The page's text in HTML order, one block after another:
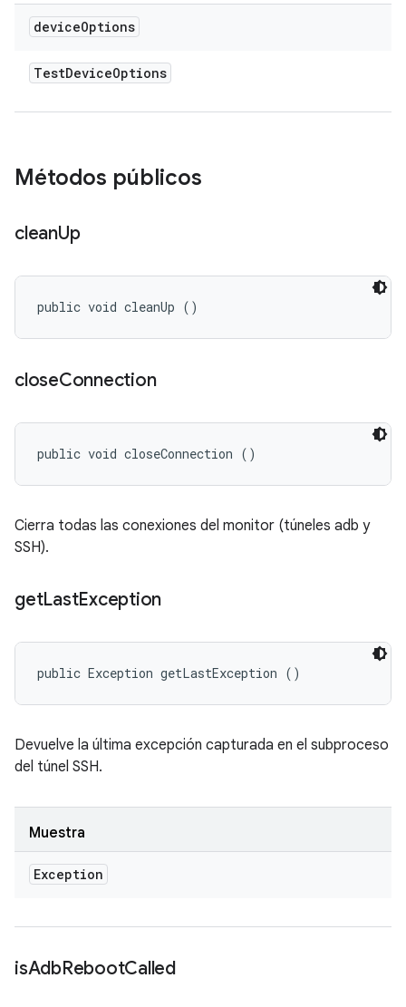
deviceOptions
TestDeviceOptions
Métodos públicos
cleanUp
public void cleanUp ()
closeConnection
public void closeConnection ()
Cierra todas las conexiones del monitor (túneles adb y
SSH).
getLastException
public Exception getLastException ()
Devuelve la última excepción capturada en el subproceso
del túnel SSH.
Muestra
Exception
isAdbRebootCalled